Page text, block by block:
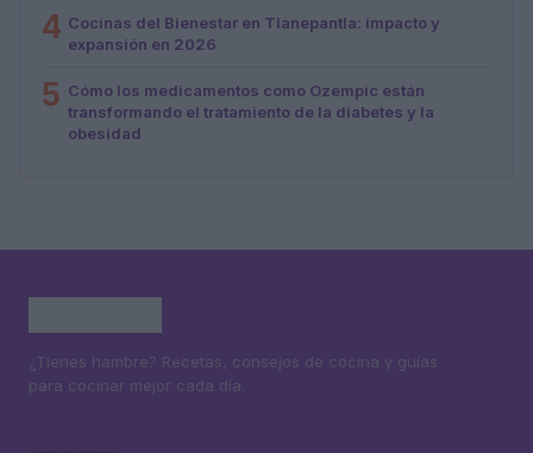
4 Cocinas del Bienestar en Tlanepantla: impacto y
expansión en 2026
5 Cómo los medicamentos como Ozempic están
transformando el tratamiento de la diabetes y la
obesidad
¿Tienes hambre? Recetas, consejos de cocina y guías
para cocinar mejor cada día.